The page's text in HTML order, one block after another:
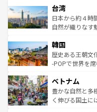
人々、おいしい
ク、伝統的なフ
っている。訪れ
はコンテンツ一覧
リアリーフや大
ク）、タスマニ
ど、見どころが
いる。アクティ
ビング、ハイキ
い。オーストラ
参照してほしい。
台湾
日本から約４時
自然が織りなす
ン）、静ひつな
と山間の静けさ
驚きをもたらし
容にもいいと評
が
照してほしい。
韓国
歴史ある王朝文
-POPで世界を
き、地方に足を
できる。そして
まで、さまざま
ベトナム
豊かな自然と多
く伸びる国土に